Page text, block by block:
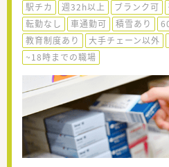
駅チカ 週32h以上 ブランク可
転勤なし
車通勤可 積雪あり
教育制度あり
大手チェーン以外
~18時までの職場